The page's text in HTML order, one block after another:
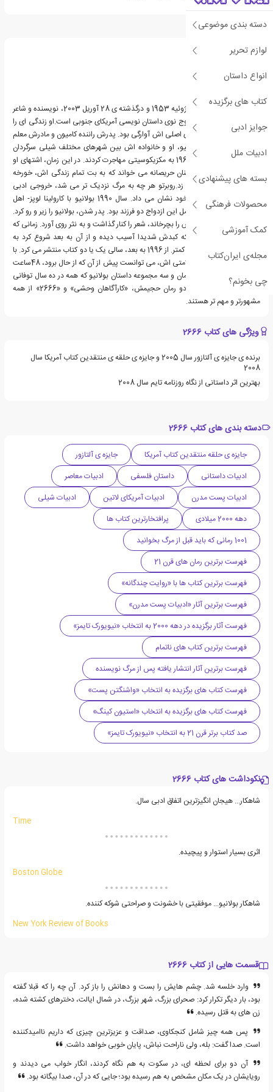
دسته بندی موضوعی
لوازم تحریر
انواع داستان
کتاب های برگزیده
جوایز ادبی
ادبیات ملل
بسته های پیشنهادی
محصولات فرهنگی
کمک آموزشی
مجله‌ی ایران‌کتاب
چی بخونم؟
درباره روبرتو بولانیو
روبرتو بولانیو، زاده ی 15 ژوئیه 1953 و درگذشته ی 28 آوریل 2003، نویسنده و شاعر
شیلیایی و از پیشگامان موج نوی داستان نویسی آمریکای جنوبی است.او زندگی ای را
از سر گذراند که مشخصه ی اصلی اش آوارگی بود. پدرش راننده کامیون و مادرش معلم
بود. در زمان کودکی بولانیو، او و خانواده اش بین شهرهای مختلف شیلی سرگردان
بودند و بالاخره در سال 1968 به مکزیکوسیتی مهاجرت کردند. در این زمان، اشتهای او
به ادبیات سر باز کرد و چنان حریصانه می خواند که به بت تمام زندگی اش، خورخه
لوئیس بورخس پهلو می زد.روبرتو هر چه به مرگ نزدیک تر می شد، خروجی ادبی
سریع تر و جدی تری از خود نشان می داد. سال 1990 بولانیو با کارولینا لوپز- اهل
کاتالونیا- ازدواج کرد و حاصل این ازدواج دو فرزند بود. پدر شدن، بولانیو را زیر و رو کرد.
او که مجبور بود زندگی اش را بچرخاند، شعر را کنار گذاشت و به نثر روی آورد. زمانی که
38 سال داشت، فهمید که کبدش شدیدا آسیب دیده و از آن به بعد شروع کرد به
نوشتن با تمرکز و وسواس کمتر. از 1996 به بعد، سالی یک یا دو کتاب منتشر می کرد. با
وجود اوضاع نابسامان سلامتی اش، می توانست پیش از آن که از حال برود، 48ساعت
یک نفس بنویسد. از ده رمان و سه مجموعه داستان بولانیو که همه در ده سال توفانی
آخر عمرش کامل شدند، دو رمان حجیمش، «کارآگاهان وحشی» و «2666» از همه
مشهورتر و مهم تر هستند.
ویژگی های کتاب 2666
برنده ی جایزه ی آلتازور سال 2005 و جایزه ی حلقه ی منتقدین کتاب آمریکا سال
2008
بهترین اثر داستانی از نگاه روزنامه تایم سال 2008
دسته بندی های کتاب 2666
جایزه ی حلقه منتقدین کتاب آمریکا
جایزه ی آلتازور
ادبیات داستانی
داستان فلسفی
ادبیات معاصر
ادبیات پست مدرن
ادبیات آمریکای لاتین
ادبیات شیلی
دهه 2000 میلادی
پرافتخارترین کتاب ها
1001 رمانی که باید قبل از مرگ بخوانید
فهرست برترین رمان های قرن 21
فهرست برترین کتاب ها با «روایت چندگانه»
فهرست برترین آثار «ادبیات پست مدرن»
فهرست آثار برگزیده در دهه 2000 به انتخاب «نیویورک تایمز»
فهرست برترین کتاب های ناتمام
فهرست برترین آثار انتشار یافته پس از مرگ نویسنده
فهرست کتاب های برگزیده به انتخاب «واشنگتن پست»
فهرست کتاب های برگزیده به انتخاب «استیون کینگ»
صد کتاب برتر قرن 21 به انتخاب «نیویورک تایمز»
نکوداشت های کتاب 2666
شاهکار... هیجان انگیزترین اتفاق ادبی سال.
Time
اثری بسیار استوار و پیچیده.
Boston Globe
شاهکار بولانیو... موفقیتی با خشونت و صراحتی شوکه کننده.
New York Review of Books
قسمت هایی از کتاب 2666
وارد خلسه شد. چشم هایش را بست و دهانش را باز کرد. آن چه را که قبلا گفته
بود، بار دیگر تکرار کرد: صحرای بزرگ، شهر بزرگ، در شمال ایالت، دخترهای کشته شده،
زن های به قتل رسیده.
پس همه چیز شامل کنجکاوی، صداقت و عزیزترین چیزی که داریم ناامیدکننده
است. صدا گفت: بله، ولی ناراحت نباش، پایان خوبی خواهد داشت.
آن دو برای لحظه ای، در سکوت به هم نگاه کردند، انگار خواب می دیدند و
رویایشان در یک مکان مشخص به هم رسیده بود؛ جایی که در آن، صدا بیگانه بود.